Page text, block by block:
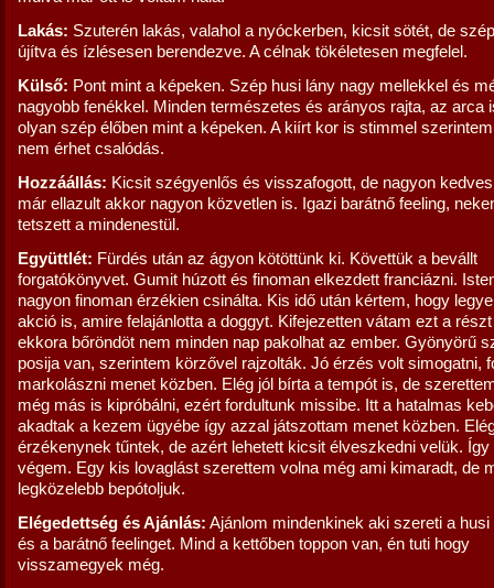
Lakás: Szuterén lakás, valahol a nyóckerben, kicsit sötét, de
újítva és ízlésesen berendezve. A célnak tökéletesen megfelel.
Külső: Pont mint a képeken. Szép husi lány nagy mellekkel és
nagyobb fenékkel. Minden természetes és arányos rajta, az arca
olyan szép élőben mint a képeken. A kiírt kor is stimmel
nem érhet csalódás.
Hozzáállás: Kicsit szégyenlős és visszafogott, de nagyon
már ellazult akkor nagyon közvetlen is. Igazi barátnő feeling,
tetszett a mindenestül.
Együttlét: Fürdés után az ágyon kötöttünk ki. Követtük a bevállt
forgatókönyvet. Gumit húzott és finoman elkezdett franciázni.
nagyon finoman érzékien csinálta. Kis idő után kértem, hogy
akció is, amire felajánlotta a doggyt. Kifejezetten vátam ezt a
ekkora bőröndöt nem minden nap pakolhat az ember. Gyönyörű
posija van, szerintem körzővel rajzolták. Jó érzés volt simogatni,
markolászni menet közben. Elég jól bírta a tempót is, de
még más is kipróbálni, ezért fordultunk missibe. Itt a hatalmas
akadtak a kezem ügyébe így azzal játszottam menet közben.
érzékenynek tűntek, de azért lehetett kicsit élveszkedni velük. Így
végem. Egy kis lovaglást szerettem volna még ami kimaradt, de
legközelebb bepótoljuk.
Elégedettség és Ajánlás: Ajánlom mindenkinek aki szereti a husi
és a barátnő feelinget. Mind a kettőben toppon van, én tuti hogy
visszamegyek még.